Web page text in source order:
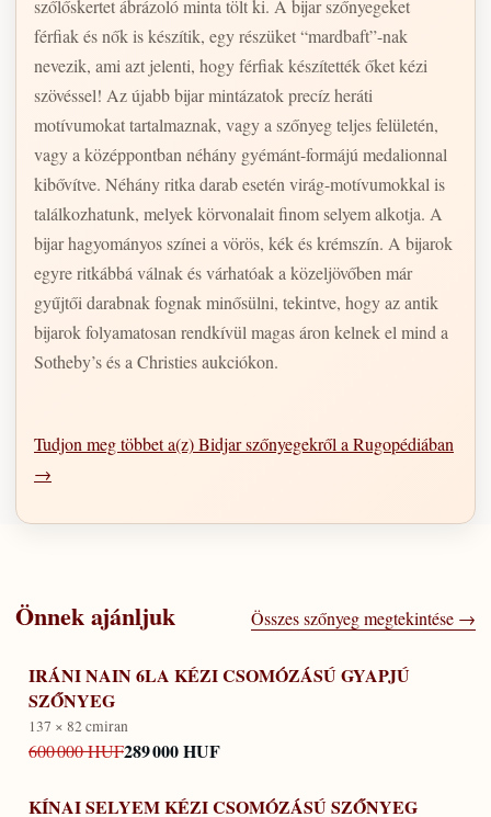
szőlőskertet ábrázoló minta tölt ki. A bijar szőnyegeket
férfiak és nők is készítik, egy részüket “mardbaft”-nak
nevezik, ami azt jelenti, hogy férfiak készítették őket kézi
szövéssel! Az újabb bijar mintázatok precíz heráti
motívumokat tartalmaznak, vagy a szőnyeg teljes felületén,
vagy a középpontban néhány gyémánt-formájú medalionnal
kibővítve. Néhány ritka darab esetén virág-motívumokkal is
találkozhatunk, melyek körvonalait finom selyem alkotja. A
bijar hagyományos színei a vörös, kék és krémszín. A bijarok
egyre ritkábbá válnak és várhatóak a közeljövőben már
gyűjtői darabnak fognak minősülni, tekintve, hogy az antik
bijarok folyamatosan rendkívül magas áron kelnek el mind a
Sotheby’s és a Christies aukciókon.
Tudjon meg többet a(z) Bidjar szőnyegekről a Rugopédiában
→
Önnek ajánljuk Összes szőnyeg megtekintése →
IRÁNI NAIN 6LA KÉZI CSOMÓZÁSÚ GYAPJÚ
SZŐNYEG
137 × 82 cmiran
600 000 HUF289 000 HUF
KÍNAI SELYEM KÉZI CSOMÓZÁSÚ SZŐNYEG